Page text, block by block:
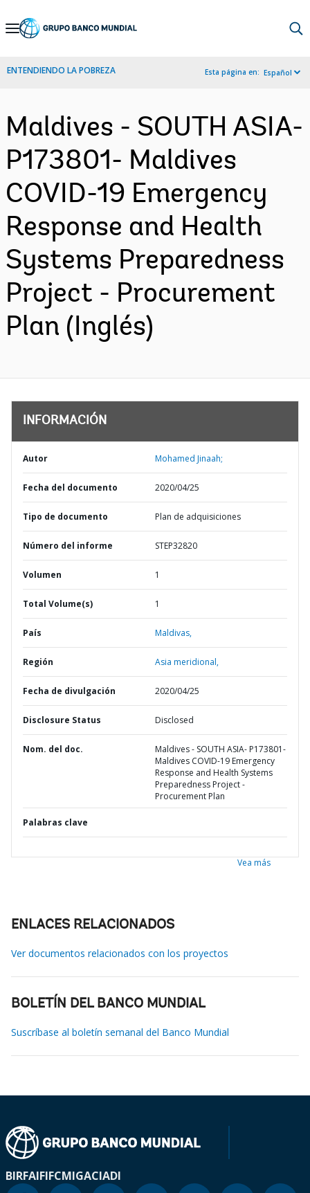
Skip
Navigation
ENTENDIENDO LA POBREZA Esta página en: Español
Maldives - SOUTH ASIA-
P173801- Maldives
COVID-19 Emergency
Response and Health
Systems Preparedness
Project - Procurement
Plan (Inglés)
INFORMACIÓN
Autor Mohamed Jinaah;
Fecha del documento 2020/04/25
Tipo de documento Plan de adquisiciones
Número del informe STEP32820
Volumen 1
Total Volume(s) 1
País Maldivas,
Región Asia meridional,
Fecha de divulgación 2020/04/25
Disclosure Status Disclosed
Nom. del doc.
Maldives - SOUTH ASIA- P173801-
Maldives COVID-19 Emergency
Response and Health Systems
Preparedness Project -
Procurement Plan
Palabras clave
Vea más
ENLACES RELACIONADOS
Ver documentos relacionados con los proyectos
BOLETÍN DEL BANCO MUNDIAL
Suscríbase al boletín semanal del Banco Mundial
BIRFAIFIFCMIGACIADI